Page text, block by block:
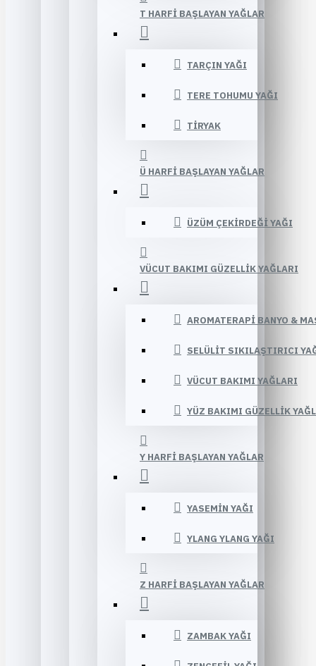
T HARFI BAŞLAYAN YAĞLAR
TARÇIN YAĞI
TERE TOHUMU YAĞI
TIRYAK
Ü HARFI BAŞLAYAN YAĞLAR
ÜZÜM ÇEKIRDEĞI YAĞI
VÜCUT BAKIMI GÜZELLIK YAĞLARI
AROMATERAPI BANYO &
SELÜLIT SIKILAŞTIRICI
VÜCUT BAKIMI YAĞLARI
YÜZ BAKIMI GÜZELLIK
Y HARFI BAŞLAYAN YAĞLAR
YASEMIN YAĞI
YLANG YLANG YAĞI
Z HARFI BAŞLAYAN YAĞLAR
ZAMBAK YAĞI